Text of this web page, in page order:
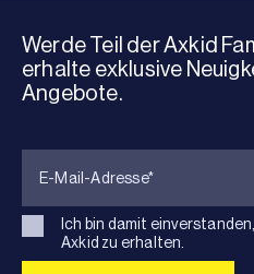
Werde Teil der Axkid
erhalte exklusive
Angebote.
Ich bin damit
Axkid zu erhalten.